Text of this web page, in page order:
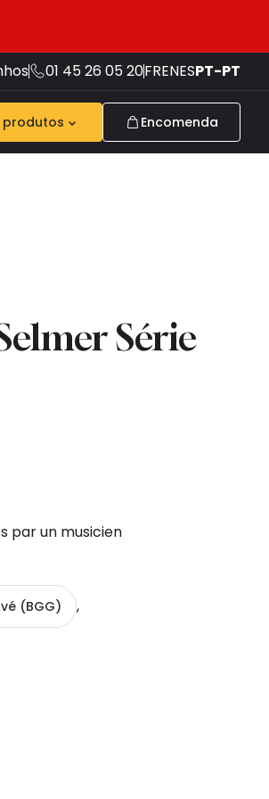
01 45 26 05 20FRENESPT-PT
produtos Encomenda
Série
par un musicien
(BGG) ,